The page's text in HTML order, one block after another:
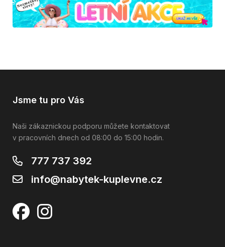
Jsme tu pro Vás
Naši zákaznickou podporu můžete kontaktovat
v pracovních dnech od 08:00 do 15:00 hodin.
777 737 392
info@nabytek-kuplevne.cz